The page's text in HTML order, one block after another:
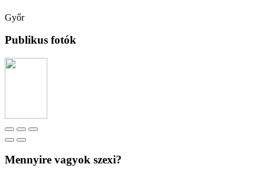
Győr
Publikus fotók
Mennyire vagyok szexi?